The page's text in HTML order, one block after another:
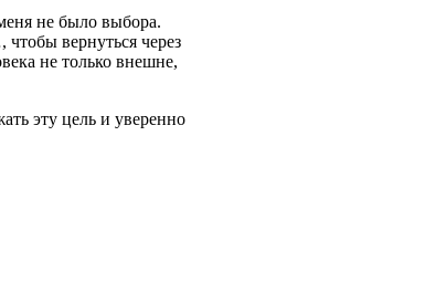
не было выбора.
вернуться через
не только внешне,
эту цель и уверенно